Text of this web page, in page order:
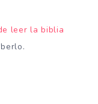
leer la biblia